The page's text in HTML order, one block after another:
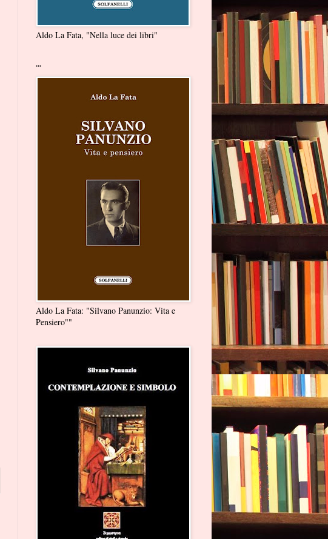
Aldo La Fata, "Nella luce dei libri"
...
Aldo La Fata: "Silvano Panunzio: Vita e
Pensiero""